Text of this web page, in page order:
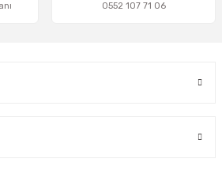
0552 107 71 06